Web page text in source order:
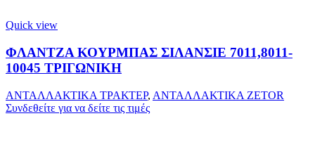
Quick view
ΦΛΑΝΤΖΑ ΚΟΥΡΜΠΑΣ ΣΙΛΑΝΣΙΕ 7011,8011-
10045 ΤΡΙΓΩΝΙΚΗ
ΑΝΤΑΛΛΑΚΤΙΚΑ ΤΡΑΚΤΕΡ, ΑΝΤΑΛΛΑΚΤΙΚΑ ZETOR
Συνδεθείτε για να δείτε τις τιμές